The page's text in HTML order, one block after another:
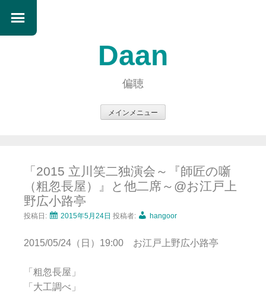
Daan
偏聴
メインメニュー
ン
ツ
へ
ス
ッ
「2015 立川笑二独演会～『師匠の噺
（粗忽長屋）』と他二席～@お江戸上
野広小路亭
投稿日: 2015年5月24日 投稿者: hangoor
2015/05/24（日）19:00 お江戸上野広小路亭
「粗忽長屋」
「大工調べ」